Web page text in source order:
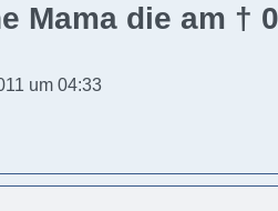
Mama die am †
um 04:33